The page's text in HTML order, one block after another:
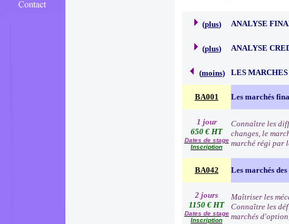
(plus) ANALYSE
(plus) ANALYSE
(moins) LES
BA001 Les marchés
1 jour
650 € HT
Dates de stage
Inscription
Connaître les
changes, le
marché régi par
BA042 Les marchés
2 jours
1150 € HT
Dates de stage
Inscription
Maîtriser les
Connaître les
marchés